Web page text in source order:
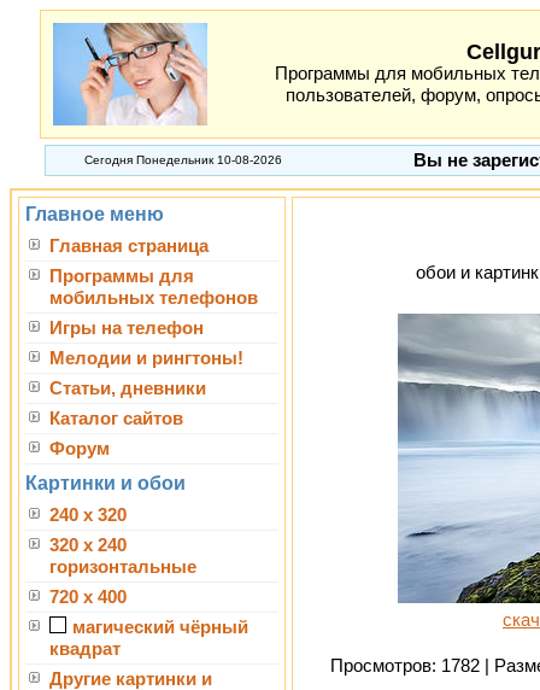
Программы для мобильных
пользователей, форум,
Сегодня Понедельник 10-08-2026 Вы не
Главное меню
Главная страница
Программы для
мобильных телефонов
Игры на телефон
Мелодии и рингтоны!
Статьи, дневники
Каталог сайтов
Форум
Картинки и обои
240 x 320
320 x 240
горизонтальные
720 x 400
магический чёрный
квадрат
Другие картинки и
обои и
Просмотров: 1782 |